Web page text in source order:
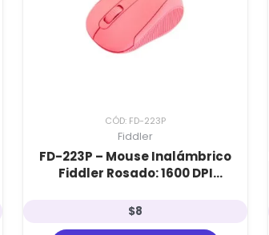
CÓD: FD-223P
Fiddler
FD-223P – Mouse Inalámbrico
Fiddler Rosado: 1600 DPI
Incluye Pilas AAA
$8